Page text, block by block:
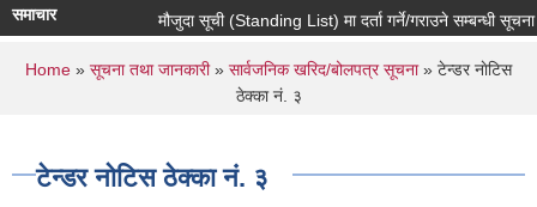
समाचार मौजुदा सूची (Standing List) मा दर्ता गर्ने/गराउने सम्बन्धी सूचना
You are here
Home » सूचना तथा जानकारी» सार्वजनिक खरिद/बोलपत्र सूचना» टेन्डर नाेटिस
ठेक्का नं. ३
टेन्डर नाेटिस ठेक्का नं. ३